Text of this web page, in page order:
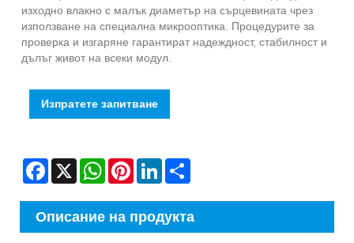
изходно влакно с малък диаметър на сърцевината чрез
използване на специална микрооптика. Процедурите за
проверка и изгаряне гарантират надеждност, стабилност и
дълъг живот на всеки модул.
Изпратете запитване
Facebook
X WhatsAppPinterestLinkedIn
Описание на продукта